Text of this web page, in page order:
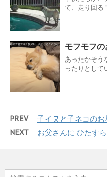
て、走り回る
モフモフ
あったかそう
ったりとして
PREV 子イヌと子ネコの
NEXT お父さんに ひたす